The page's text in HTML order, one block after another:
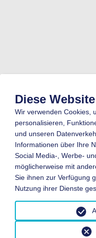
Diese
Wir verwenden Cookies,
personalisieren,
und unseren
Informationen über Ihre
Social Media-, Werbe-
möglicherweise mit
Sie ihnen zur Verfügung
Nutzung ihrer Dienste